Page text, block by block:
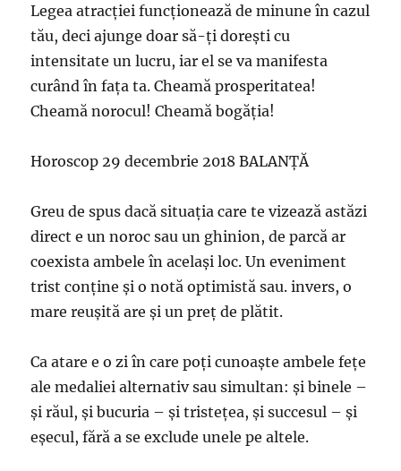
Legea atracţiei funcţionează de minune în cazul
tău, deci ajunge doar să-ţi doreşti cu
intensitate un lucru, iar el se va manifesta
curând în faţa ta. Cheamă prosperitatea!
Cheamă norocul! Cheamă bogăţia!
Horoscop 29 decembrie 2018 BALANȚĂ
Greu de spus dacă situaţia care te vizează astăzi
direct e un noroc sau un ghinion, de parcă ar
coexista ambele în acelaşi loc. Un eveniment
trist conţine şi o notă optimistă sau. invers, o
mare reuşită are şi un preţ de plătit.
Ca atare e o zi în care poţi cunoaşte ambele feţe
ale medaliei alternativ sau simultan: şi binele –
şi răul, şi bucuria – şi tristeţea, şi succesul – şi
eşecul, fără a se exclude unele pe altele.